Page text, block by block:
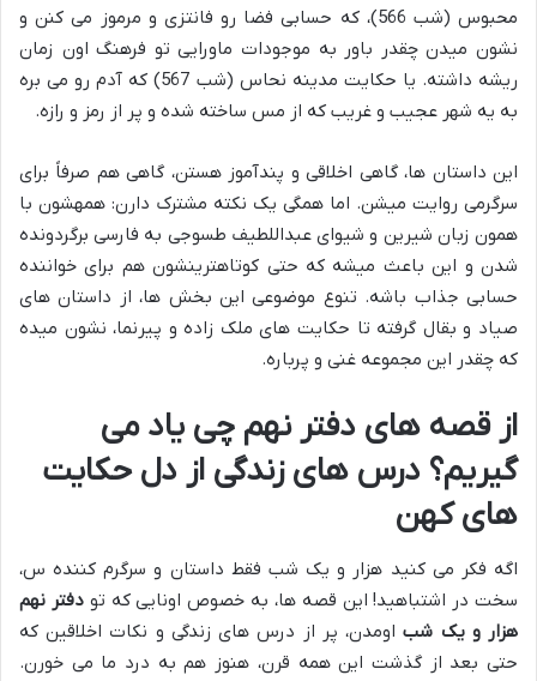
محبوس (شب 566)، که حسابی فضا رو فانتزی و مرموز می کنن و
نشون میدن چقدر باور به موجودات ماورایی تو فرهنگ اون زمان
ریشه داشته. یا حکایت مدینه نحاس (شب 567) که آدم رو می بره
به یه شهر عجیب و غریب که از مس ساخته شده و پر از رمز و رازه.
این داستان ها، گاهی اخلاقی و پندآموز هستن، گاهی هم صرفاً برای
سرگرمی روایت میشن. اما همگی یک نکته مشترک دارن: همهشون با
همون زبان شیرین و شیوای عبداللطیف طسوجی به فارسی برگردونده
شدن و این باعث میشه که حتی کوتاهترینشون هم برای خواننده
حسابی جذاب باشه. تنوع موضوعی این بخش ها، از داستان های
صیاد و بقال گرفته تا حکایت های ملک زاده و پیرنما، نشون میده
که چقدر این مجموعه غنی و پرباره.
از قصه های دفتر نهم چی یاد می
گیریم؟ درس های زندگی از دل حکایت
های کهن
اگه فکر می کنید هزار و یک شب فقط داستان و سرگرم کننده س،
سخت در اشتباهید! این قصه ها، به خصوص اونایی که تودفتر نهم
هزار و یک شباومدن، پر از درس های زندگی و نکات اخلاقین که
حتی بعد از گذشت این همه قرن، هنوز هم به درد ما می خورن.